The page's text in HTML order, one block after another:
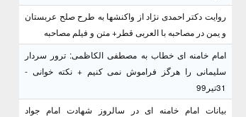
روایت دکتر احمدی نژاد از واکنشها به طرح صلح عربستان
و یمن در مصاحبه با العربی قطر+ متن و فیلم مصاحبه
امام خامنه ای خطاب به مصطفی الکاظمی: ترور سردار
سلیمانی را هرگز فراموش نمی کنیم + نکته خوانی -
31تیر99
بیانات امام خامنه ای در سالروز شهادت امام جواد